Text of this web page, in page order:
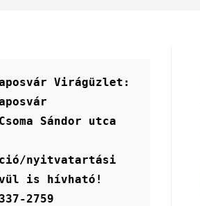
Virágüzlet:
Sándor utca
nyitvatartási
is hívható!
2759